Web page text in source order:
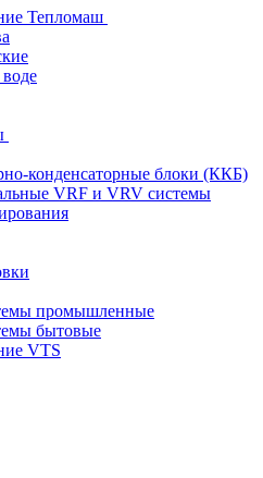
Тепломаш
конденсаторные блоки (ККБ)
VRF и VRV системы
промышленные
бытовые
VTS